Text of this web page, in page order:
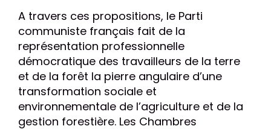
A travers ces propositions, le Parti
communiste français fait de la
représentation professionnelle
démocratique des travailleurs de la terre
et de la forêt la pierre angulaire d’une
transformation sociale et
environnementale de l’agriculture et de la
gestion forestière. Les Chambres